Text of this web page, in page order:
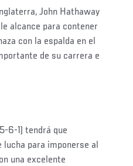
John Hathaway
alcance para contener
con la espalda en el
de su carrera e
6-1) tendrá que
para imponerse al
una excelente